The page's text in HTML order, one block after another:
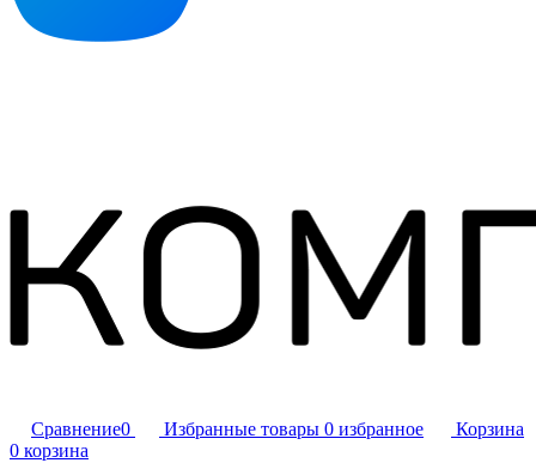
Сравнение0 Избранные товары 0 избранное
Корзина
0 корзина